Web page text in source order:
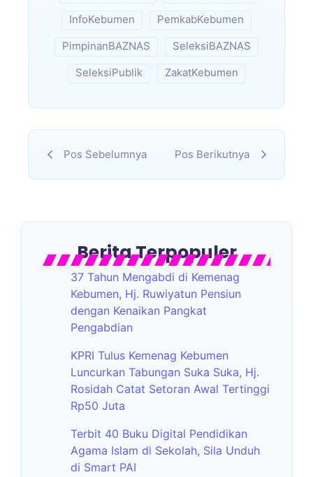
InfoKebumen
PemkabKebumen
PimpinanBAZNAS
SeleksiBAZNAS
SeleksiPublik
ZakatKebumen
Pos Sebelumnya Pos Berikutnya
Berita Terpopuler
37 Tahun Mengabdi di Kemenag
Kebumen, Hj. Ruwiyatun Pensiun
dengan Kenaikan Pangkat
Pengabdian
KPRI Tulus Kemenag Kebumen
Luncurkan Tabungan Suka Suka, Hj.
Rosidah Catat Setoran Awal Tertinggi
Rp50 Juta
Terbit 40 Buku Digital Pendidikan
Agama Islam di Sekolah, Sila Unduh
di Smart PAI